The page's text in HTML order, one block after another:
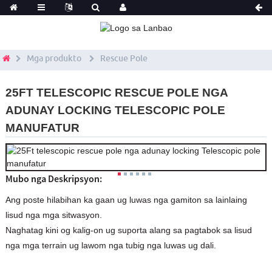
Mga produkto Rescue Pole
25FT TELESCOPIC RESCUE POLE NGA
ADUNAY LOCKING TELESCOPIC POLE
MANUFATUR
Mubo nga Deskripsyon:
Ang poste hilabihan ka gaan ug luwas nga gamiton sa lainlaing
lisud nga mga sitwasyon.
Naghatag kini og kalig-on ug suporta alang sa pagtabok sa lisud
nga mga terrain ug lawom nga tubig nga luwas ug dali.